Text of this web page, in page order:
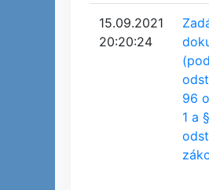
15.09.2021
20:20:24
96
1 a